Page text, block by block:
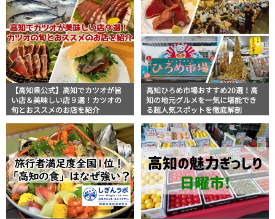
【高知県公式】高知でカツオが旨
い店＆美味しい店９選！カツオの
旬とおススメのお店を紹介
高知ひろめ市場おすすめ20選！高
知の地元グルメを一気に堪能でき
る超人気スポットを徹底解剖